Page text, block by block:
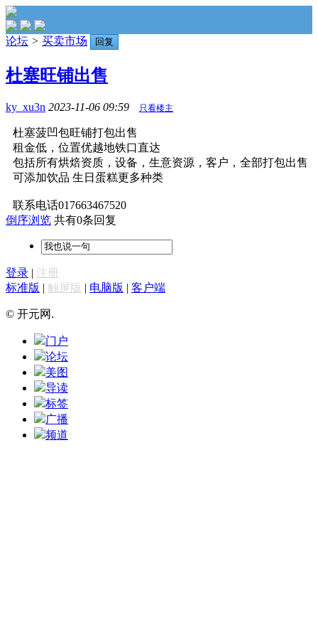
论坛 > 买卖市场 回复
杜塞旺铺出售
ky_xu3n 2023-11-06 09:59 只看楼主
杜塞菠凹包旺铺打包出售
租金低，位置优越地铁口直达
包括所有烘焙资质，设备，生意资源，客户，全部打包出售
可添加饮品 生日蛋糕更多种类
联系电话017663467520
倒序浏览 共有0条回复
登录 | 注册
标准版 | 触屏版 | 电脑版 | 客户端
© 开元网.
门户
论坛
美图
导读
标签
广播
频道